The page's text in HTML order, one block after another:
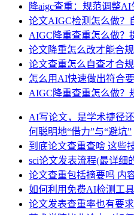
降aigc查重：规范调整
论文AIGC检测怎么做？
AIGC降重查重怎么做？
论文降重怎么改才能合规
论文查重怎么自查才合
怎么用AI快速做出符合要
AIGC降重查重怎么做？
AI写论文，是学术捷径还
何聪明地“借力”与“避坑”
到底论文查重查啥 这些
sci论文发表流程(最详细
论文查重包括摘要吗 内
如何利用免费AI检测工
论文发表查重率也有要